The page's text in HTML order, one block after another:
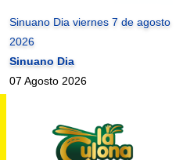
Sinuano Dia viernes 7 de agosto
2026
Sinuano Dia
07 Agosto 2026